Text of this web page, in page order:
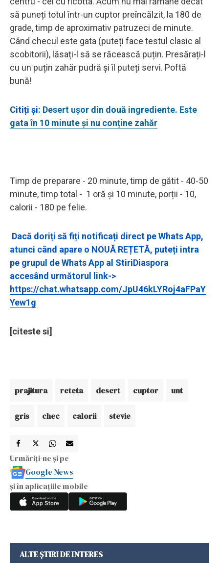
să puneți totul într-un cuptor preîncălzit, la 180 de
grade, timp de aproximativ patruzeci de minute.
Când checul este gata (puteți face testul clasic al
scobitorii), lăsați-l să se răcească puțin. Presărați-l
cu un puțin zahăr pudră și îl puteți servi. Poftă
bună!
Citiți și: Desert ușor din două ingrediente. Este
gata în 10 minute și nu conține zahăr
Timp de preparare - 20 minute, timp de gătit - 40-50
minute, timp total - 1 oră și 10 minute, porții - 10,
calorii - 180 pe felie.
Dacă doriți să fiți notificați direct pe Whats App,
atunci când apare o NOUĂ REȚETĂ, puteți intra
pe grupul de Whats App al StiriDiaspora
accesând următorul link->
https://chat.whatsapp.com/JpU46kLYRoj4aFPaY
Yew1g
[citeste si]
prajitura reteta desert cuptor unt
gris chec calorii stevie
Urmăriți-ne și pe
Google News
și în aplicațiile mobile
ALTE ȘTIRI DE INTERES